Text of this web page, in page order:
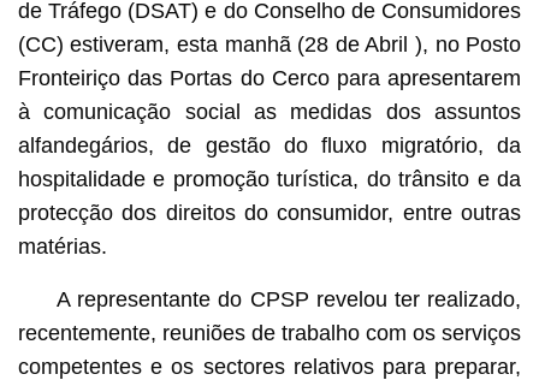
de Tráfego (DSAT) e do Conselho de Consumidores
(CC) estiveram, esta manhã (28 de Abril ), no Posto
Fronteiriço das Portas do Cerco para apresentarem
à comunicação social as medidas dos assuntos
alfandegários, de gestão do fluxo migratório, da
hospitalidade e promoção turística, do trânsito e da
protecção dos direitos do consumidor, entre outras
matérias.
A representante do CPSP revelou ter realizado,
recentemente, reuniões de trabalho com os serviços
competentes e os sectores relativos para preparar,